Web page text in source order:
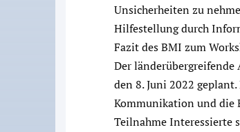
Unsicherheiten zu
Hilfestellung durch
Fazit des BMI zum
Der länderübergreifende
den 8. Juni 2022
Kommunikation und die
Teilnahme Interessierte